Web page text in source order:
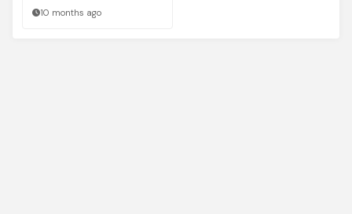
10 months ago